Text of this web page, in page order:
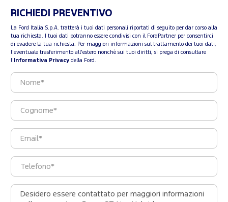
RICHIEDI PREVENTIVO
La Ford Italia S.p.A. tratterà i tuoi dati personali riportati di seguito per dar corso alla
tua richiesta. I tuoi dati potranno essere condivisi con il FordPartner per consentirci
di evadere la tua richiesta. Per maggiori informazioni sul trattamento dei tuoi dati,
l'eventuale trasferimento all'estero nonchè sui tuoi diritti, si prega di consultare
l' Informativa Privacy della Ford.